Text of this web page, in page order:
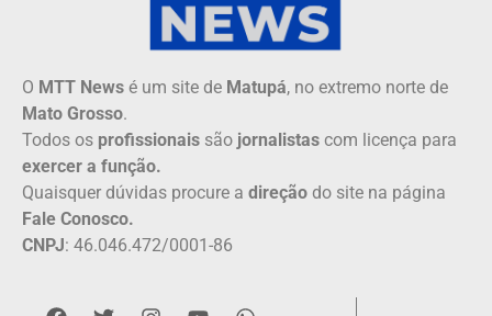
O MTT News é um site de Matupá, no extremo norte de
Mato Grosso.
Todos os profissionais são jornalistas com licença para
exercer a função.
Quaisquer dúvidas procure a direção do site na página
Fale Conosco.
CNPJ: 46.046.472/0001-86